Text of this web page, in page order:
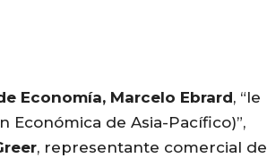
Economía, Marcelo Ebrard, “le
Económica de Asia-Pacífico)”,
, representante comercial de